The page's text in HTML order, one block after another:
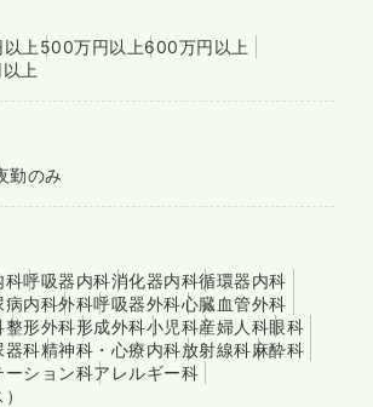
上 500万円以上600万円以上
上
勤のみ
科呼吸器内科消化器内科循環器内科
病内科外科呼吸器外科心臓血管外科
整形外科形成外科小児科産婦人科眼科
器科精神科・心療内科放射線科麻酔科
ーション科アレルギー科